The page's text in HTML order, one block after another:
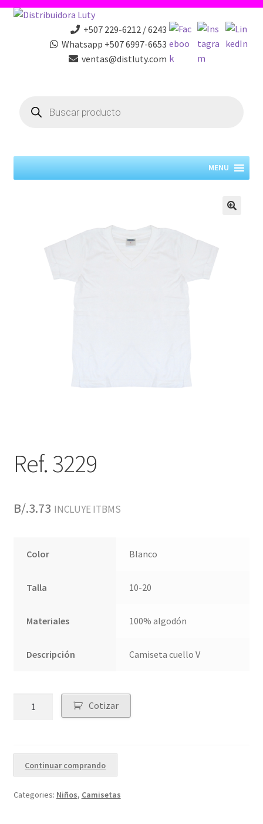
+507 229-6212 / 6243
Whatsapp +507 6997-6653
ventas@distluty.com
search
MENU
Ref. 3229
B/.3.73 INCLUYE ITBMS
Color Blanco
Talla 10-20
Materiales 100% algodón
Descripción Camiseta cuello V
Cotizar
Continuar comprando
Categories: Niños, Camisetas